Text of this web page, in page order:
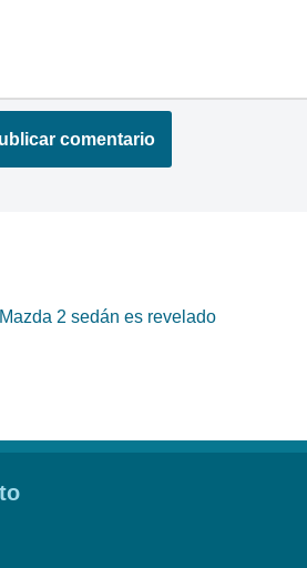
2 sedán es revelado